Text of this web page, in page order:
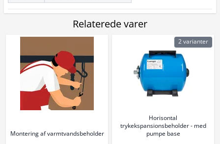
Relaterede varer
Montering af varmtvandsbeholder
Horisontal
trykekspansionsbeholder - med
pumpe base
2 varianter